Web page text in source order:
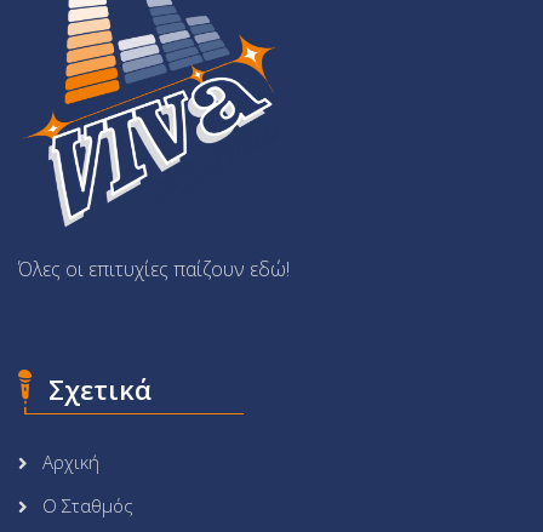
Όλες οι επιτυχίες παίζουν εδώ!
Σχετικά
Αρχική
Ο Σταθμός